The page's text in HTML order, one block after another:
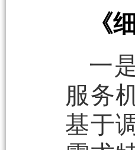
《
一
服务
基于